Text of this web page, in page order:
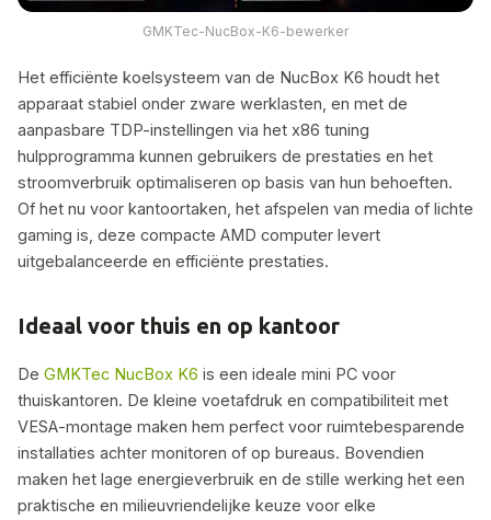
GMKTec-NucBox-K6-bewerker
Het efficiënte koelsysteem van de NucBox K6 houdt het
apparaat stabiel onder zware werklasten, en met de
aanpasbare TDP-instellingen via het x86 tuning
hulpprogramma kunnen gebruikers de prestaties en het
stroomverbruik optimaliseren op basis van hun behoeften.
Of het nu voor kantoortaken, het afspelen van media of lichte
gaming is, deze compacte AMD computer levert
uitgebalanceerde en efficiënte prestaties.
Ideaal voor thuis en op kantoor
De GMKTec NucBox K6 is een ideale mini PC voor
thuiskantoren. De kleine voetafdruk en compatibiliteit met
VESA-montage maken hem perfect voor ruimtebesparende
installaties achter monitoren of op bureaus. Bovendien
maken het lage energieverbruik en de stille werking het een
praktische en milieuvriendelijke keuze voor elke